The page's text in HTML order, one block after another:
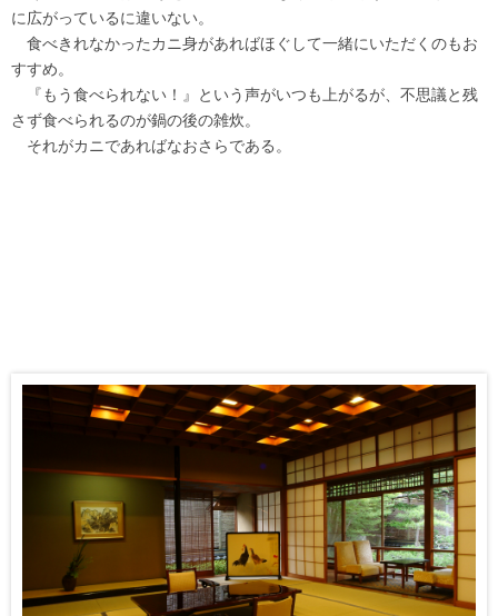
に広がっているに違いない。
食べきれなかったカニ身があればほぐして一緒にいただくのもお
すすめ。
『もう食べられない！』という声がいつも上がるが、不思議と残
さず食べられるのが鍋の後の雑炊。
それがカニであればなおさらである。